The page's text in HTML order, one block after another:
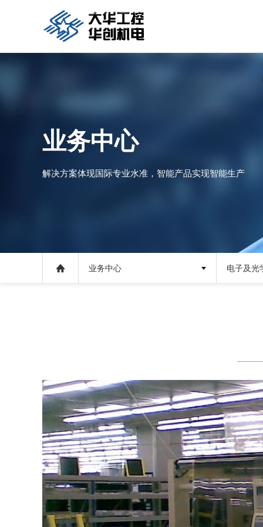
业务中心
解决方案体现国际专业水准，智能产品实现智能生产
业务中心 电子及光